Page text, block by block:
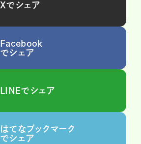
Xでシェア
Facebook
でシェア
LINEでシェア
はてなブックマーク
でシェア